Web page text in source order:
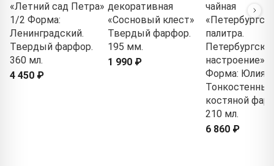
«Летний сад Петра»
1/2 Форма:
Ленинградский.
Твердый фарфор.
360 мл.
4 450 ₽
декоративная
«Сосновый клест»
Твердый фарфор.
195 мм.
1 990 ₽
чайная
палитра.
настроение»
Форма: Юлия.
Тонкостенный
костяной
210 мл.
6 860 ₽